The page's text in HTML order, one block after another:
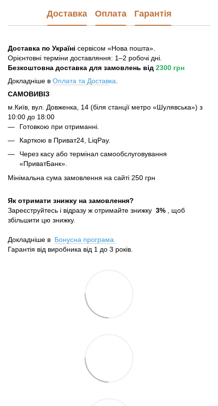
Доставка Оплата Гарантія
Доставка по Україні сервісом «Нова пошта».
Орієнтовні терміни доставляння: 1–2 робочі дні.
Безкоштовна доставка для замовлень від 2300 грн
Докладніше в Оплата та Доставка
САМОВИВІЗ
м.Київ, вул. Довженка, 14 (біля станції метро «Шулявська») з
10:00 до 18:00
Готовкою при отриманні.
Карткою в Приват24, LiqPay.
Через касу або термінал самообслуговування
«ПриватБанк».
Мінімальна сума замовлення на сайті 250 грн
Як отримати знижку на замовлення?
Зареєструйтесь і відразу ж отримайте знижку 3% , щоб
збільшити цю знижку.
Докладніше в Бонусна програма.
Гарантія від виробника від 1 до 3 років.